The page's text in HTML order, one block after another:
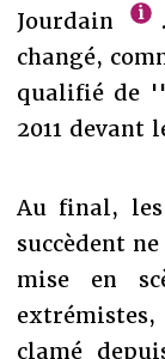
Jourdain
changé,
qualifié de
2011 devant
Au final,
succèdent
mise en
clamé